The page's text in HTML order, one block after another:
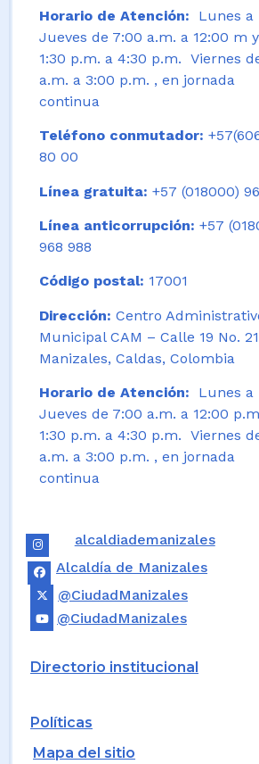
Horario de Atención:
Lunes a
Jueves de 7:00 a.m. a 12:00 m
1:30 p.m. a 4:30 p.m. Viernes
a.m. a 3:00 p.m. , en jornada
continua
Teléfono conmutador:
80 00
Línea gratuita: +57 (018000)
Línea anticorrupción: +57
968 988
Código postal: 17001
Dirección: Centro
Municipal CAM – Calle 19 No.
Manizales, Caldas, Colombia
Horario de Atención: Lunes a
Jueves de 7:00 a.m. a 12:00
1:30 p.m. a 4:30 p.m. Viernes
a.m. a 3:00 p.m. , en jornada
continua
alcaldiademanizales
Alcaldía de Manizales
@CiudadManizales
@CiudadManizales
Directorio institucional
Políticas
Mapa del sitio